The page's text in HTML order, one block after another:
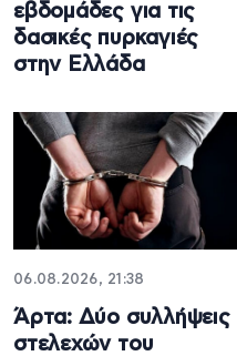
εβδομάδες για τις
δασικές πυρκαγιές
στην Ελλάδα
06.08.2026, 21:38
Άρτα: Δύο συλλήψεις
στελεχών του